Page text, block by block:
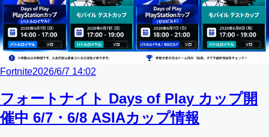
Fortnite2026/6/7 14:02
フォートナイト Days of Play カップ開
催中 6/7・6/8 ASIAカップ情報